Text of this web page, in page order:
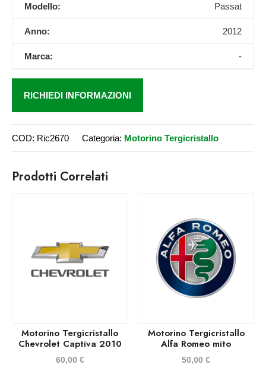
Modello: Passat
Anno: 2012
Marca: -
RICHIEDI INFORMAZIONI
COD: Ric2670 Categoria: Motorino Tergicristallo
Prodotti Correlati
Motorino Tergicristallo
Chevrolet Captiva 2010
60,00 €
Motorino Tergicristallo
Alfa Romeo mito
50,00€